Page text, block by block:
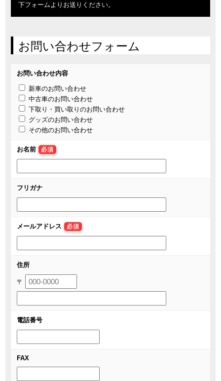
下フォームよりお送りください。
お問い合わせフォーム
お問い合わせ内容
新車のお問い合わせ
中古車のお問い合わせ
下取り・買い取りのお問い合わせ
グッズのお問い合わせ
その他のお問い合わせ
お名前 必須
フリガナ
メールアドレス 必須
住所
〒
電話番号
FAX